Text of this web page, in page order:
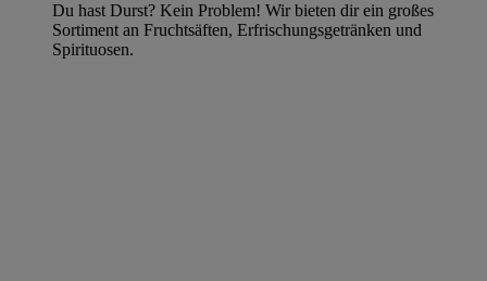
Du hast Durst? Kein Problem! Wir bieten dir ein großes
Sortiment an Fruchtsäften, Erfrischungsgetränken und
Spirituosen.